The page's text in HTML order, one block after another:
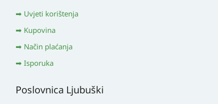
Uvjeti korištenja
Kupovina
Način plaćanja
Isporuka
Poslovnica Ljubuški